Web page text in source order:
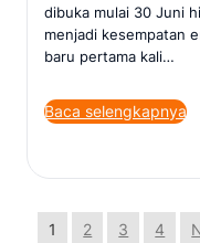
dibuka mulai 30 Juni
menjadi kesempatan
baru pertama kali…
Baca selengkapnya
1 2 3 4